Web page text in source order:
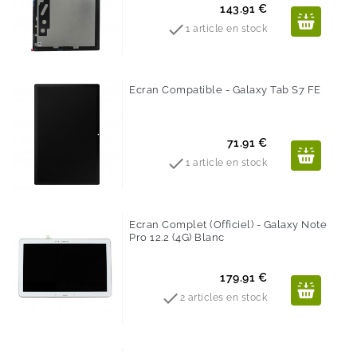
Prix
143.91 €
1 article en stock
Ecran Compatible - Galaxy Tab S7 FE
Prix
71.91 €
1 article en stock
Ecran Complet (Officiel) - Galaxy Note
Pro 12.2 (4G) Blanc
Prix
179.91 €
 2 articles en stock